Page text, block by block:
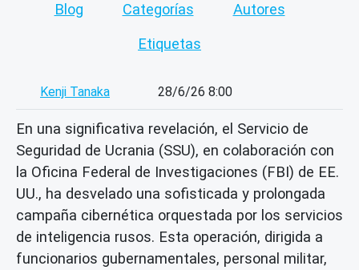
Blog Categorías Autores
Etiquetas
Kenji Tanaka 28/6/26 8:00
En una significativa revelación, el Servicio de
Seguridad de Ucrania (SSU), en colaboración con
la Oficina Federal de Investigaciones (FBI) de EE.
UU., ha desvelado una sofisticada y prolongada
campaña cibernética orquestada por los servicios
de inteligencia rusos. Esta operación, dirigida a
funcionarios gubernamentales, personal militar,